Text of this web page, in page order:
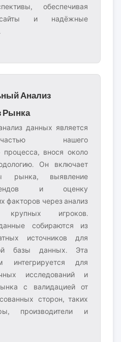
обеспечивая
и надёжные
Анализ
Рынка
данных является
нашего
процесса, внося около
Он включает
рынка, выявление
и оценку
факторов через анализ
игроков.
собираются из
источников для
базы данных. Эта
интегрируется для
исследований и
с валидацией от
сторон, таких
производители и